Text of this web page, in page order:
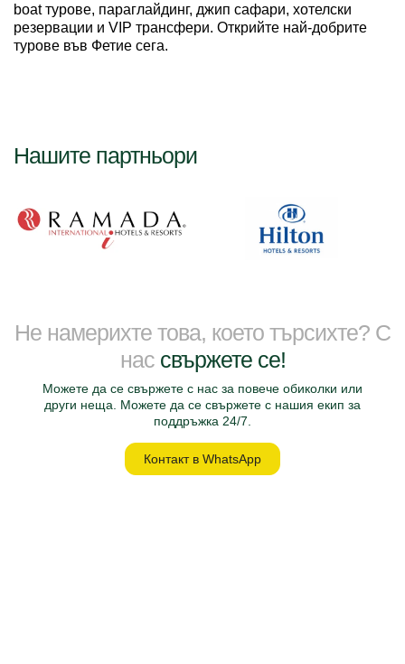
boat турове, параглайдинг, джип сафари, хотелски
резервации и VIP трансфери. Открийте най-добрите
турове във Фетие сега.
Нашите партньори
Не намерихте това, което търсихте? С
нас свържете се!
Можете да се свържете с нас за повече обиколки или
други неща. Можете да се свържете с нашия екип за
поддръжка 24/7.
Контакт в WhatsApp